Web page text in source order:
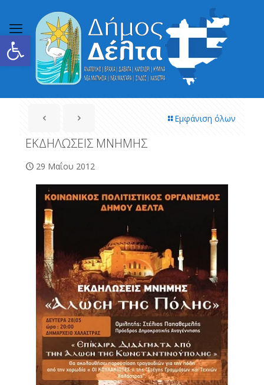
Ανοίξτε τη γραμμή εργαλείων
Εμφάνιση όλων
ΕΚΔΗΛΩΣΕΙΣ ΜΝΗΜΗΣ
29 Μαΐου 2012